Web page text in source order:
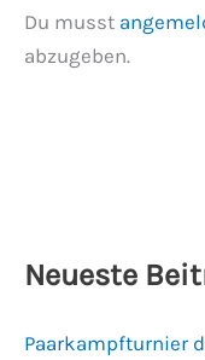
Du musst
abzugeben.
Neueste
Paarkampfturnier